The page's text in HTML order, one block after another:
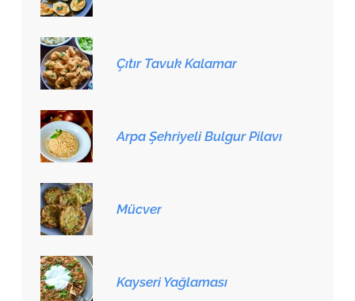
Çıtır Tavuk Kalamar
Arpa Şehriyeli Bulgur Pilavı
Mücver
Kayseri Yağlaması